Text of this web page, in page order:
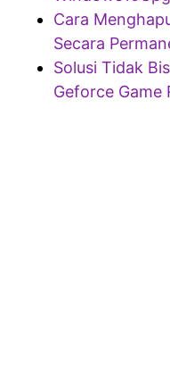
Cara
Secara
Solusi Tidak
Geforce Game